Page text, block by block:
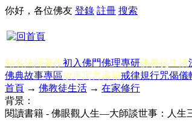
你好，各位佛友 登錄 註冊 搜索
知名法師著作初入佛門佛理專研佛教徒生活
佛典故事專區故事寓言書籍戒律規行咒偈儀
首頁 → 佛教徒生活 → 在家修行
背景：
閱讀書籍 - 佛眼觀人生—大師談世事：人